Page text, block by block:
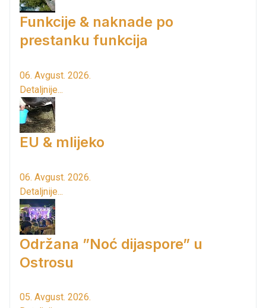
Funkcije & naknade po
prestanku funkcija
06. Avgust. 2026.
Detaljnije...
EU & mlijeko
06. Avgust. 2026.
Detaljnije...
Održana ”Noć dijaspore” u
Ostrosu
05. Avgust. 2026.